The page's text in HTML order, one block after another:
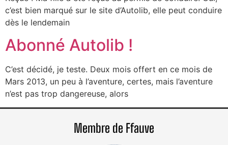
c’est bien marqué sur le site d’Autolib, elle peut conduire
dès le lendemain
Abonné Autolib !
C’est décidé, je teste. Deux mois offert en ce mois de
Mars 2013, un peu à l’aventure, certes, mais l’aventure
n’est pas trop dangereuse, alors
Membre de Ffauve